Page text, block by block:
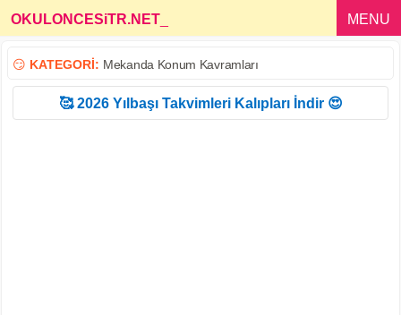
OKULONCESiTR.NET MENU
😏 KATEGORİ: Mekanda Konum Kavramları
🥰 2026 Yılbaşı Takvimleri Kalıpları İndir 😍